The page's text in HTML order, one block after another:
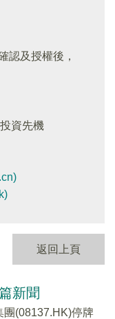
認及授權後，
資先機
返回上頁
新聞
團(08137.HK)停牌